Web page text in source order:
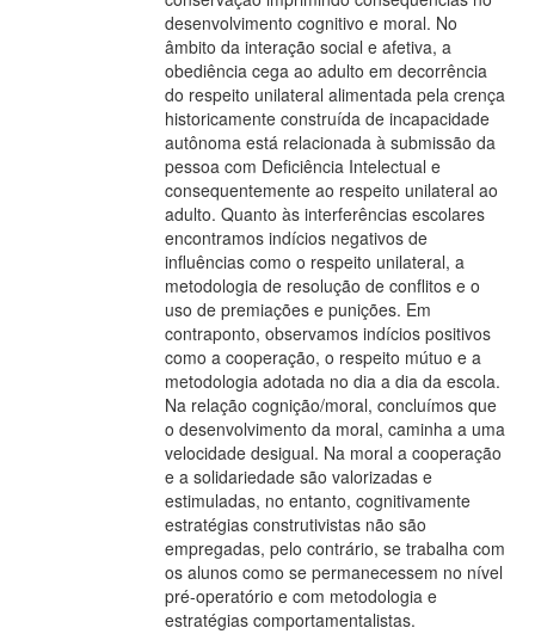
desenvolvimento cognitivo e moral. No
âmbito da interação social e afetiva, a
obediência cega ao adulto em decorrência
do respeito unilateral alimentada pela crença
historicamente construída de incapacidade
autônoma está relacionada à submissão da
pessoa com Deficiência Intelectual e
consequentemente ao respeito unilateral ao
adulto. Quanto às interferências escolares
encontramos indícios negativos de
influências como o respeito unilateral, a
metodologia de resolução de conflitos e o
uso de premiações e punições. Em
contraponto, observamos indícios positivos
como a cooperação, o respeito mútuo e a
metodologia adotada no dia a dia da escola.
Na relação cognição/moral, concluímos que
o desenvolvimento da moral, caminha a uma
velocidade desigual. Na moral a cooperação
e a solidariedade são valorizadas e
estimuladas, no entanto, cognitivamente
estratégias construtivistas não são
empregadas, pelo contrário, se trabalha com
os alunos como se permanecessem no nível
pré-operatório e com metodologia e
estratégias comportamentalistas.